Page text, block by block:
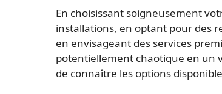
En choisissant soigneusement
installations, en optant pour des
en envisageant des services
potentiellement chaotique en un
de connaître les options